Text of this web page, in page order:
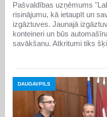
Pašvaldības uzņēmums
risinājumu, kā ietaupīt un
izgāztuves. Jaunajā
konteineri un būs
savākšanu. Atkritumi tiks
DAUGAVPILS